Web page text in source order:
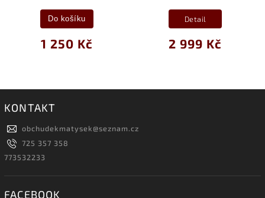
1 250 Kč
Do košíku
2 999 Kč
Detail
KONTAKT
obchudekmatysek@seznam.cz
725 357 358
773532233
FACEBOOK